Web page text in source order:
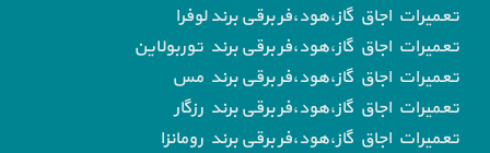
تعمیرات اجاق گاز،هود،فر برقی برند لوفرا
تعمیرات اجاق گاز،هود،فر برقی برند توربولاین
تعمیرات اجاق گاز،هود،فر برقی برند مس
تعمیرات اجاق گاز،هود،فر برقی برند رزگار
تعمیرات اجاق گاز،هود،فر برقی برند رومانزا